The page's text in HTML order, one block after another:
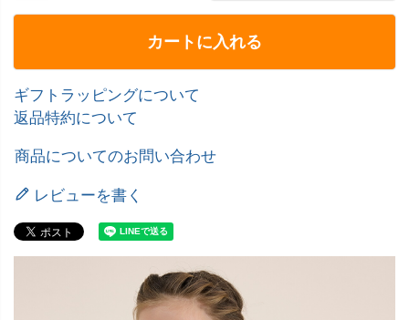
カートに入れる
ギフトラッピングについて
返品特約について
商品についてのお問い合わせ
レビューを書く